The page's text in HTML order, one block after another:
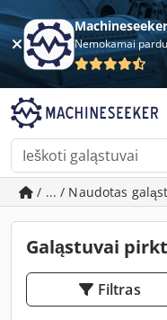
Nemokamai
/ ... / Naudotas
Galąstuvai
Filtras